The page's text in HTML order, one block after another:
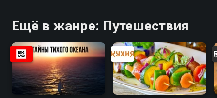
Ещё в жанре: Путешествия